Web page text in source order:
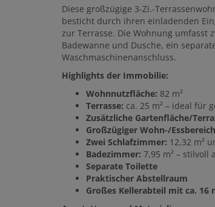
Diese großzügige 3-Zi.-
besticht durch ihren einladenden
zur Terrasse. Die Wohnung umfasst
Badewanne und Dusche, ein
Waschmaschinenanschluss.
Highlights der Immobilie:
Wohnnutzfläche: 82 m²
Terrasse: ca. 25 m² – ideal für
Zusätzliche Gartenfläche/
Großzügiger Wohn-/
Zwei Schlafzimmer: 12,32 m²
Badezimmer: 7,95 m² – stilvoll
Separate Toilette
Praktischer Abstellraum
Großes Kellerabteil mit ca. 16